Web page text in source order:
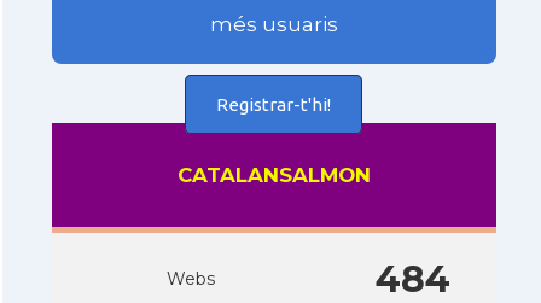
més usuaris
Registrar-t'hi!
CATALANSALMON
Webs 484